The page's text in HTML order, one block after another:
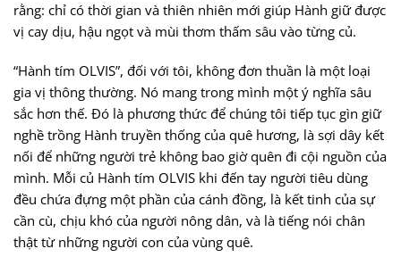
rằng: chỉ có thời gian và thiên nhiên mới giúp Hành giữ được
vị cay dịu, hậu ngọt và mùi thơm thấm sâu vào từng củ.
“Hành tím OLVIS”, đối với tôi, không đơn thuần là một loại
gia vị thông thường. Nó mang trong mình một ý nghĩa sâu
sắc hơn thế. Đó là phương thức để chúng tôi tiếp tục gìn giữ
nghề trồng Hành truyền thống của quê hương, là sợi dây kết
nối để những người trẻ không bao giờ quên đi cội nguồn của
mình. Mỗi củ Hành tím OLVIS khi đến tay người tiêu dùng
đều chứa đựng một phần của cánh đồng, là kết tinh của sự
cần cù, chịu khó của người nông dân, và là tiếng nói chân
thật từ những người con của vùng quê.